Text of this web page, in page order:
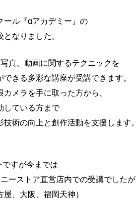
ール『αアカデミー』の
なりました。
真、動画に関するテクニックを
きる多彩な講座が受講できます。
メラを手に取った方から、
している方まで
術の向上と創作活動を支援します。
すが今までは
ーストア直営店内での受講でしたが
屋、大阪、福岡天神）